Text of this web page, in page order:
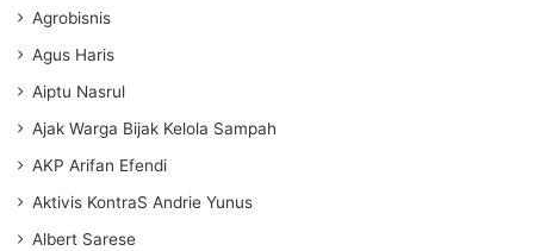
Agrobisnis
Agus Haris
Aiptu Nasrul
Ajak Warga Bijak Kelola Sampah
AKP Arifan Efendi
Aktivis KontraS Andrie Yunus
Albert Sarese